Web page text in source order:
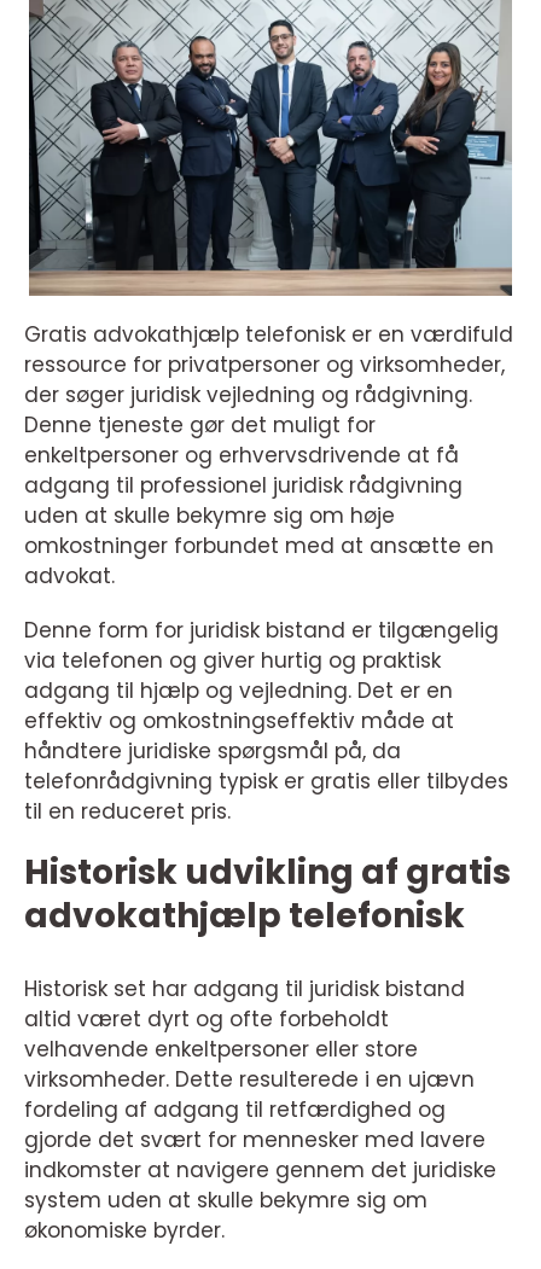
Gratis advokathjælp telefonisk er en værdifuld
ressource for privatpersoner og virksomheder,
der søger juridisk vejledning og rådgivning.
Denne tjeneste gør det muligt for
enkeltpersoner og erhvervsdrivende at få
adgang til professionel juridisk rådgivning
uden at skulle bekymre sig om høje
omkostninger forbundet med at ansætte en
advokat.
Denne form for juridisk bistand er tilgængelig
via telefonen og giver hurtig og praktisk
adgang til hjælp og vejledning. Det er en
effektiv og omkostningseffektiv måde at
håndtere juridiske spørgsmål på, da
telefonrådgivning typisk er gratis eller tilbydes
til en reduceret pris.
Historisk udvikling af gratis
advokathjælp telefonisk
Historisk set har adgang til juridisk bistand
altid været dyrt og ofte forbeholdt
velhavende enkeltpersoner eller store
virksomheder. Dette resulterede i en ujævn
fordeling af adgang til retfærdighed og
gjorde det svært for mennesker med lavere
indkomster at navigere gennem det juridiske
system uden at skulle bekymre sig om
økonomiske byrder.